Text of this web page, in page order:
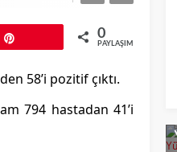
0
PAYLAŞIMLAR
58’i pozitif çıktı.
794 hastadan 41’i
Covid Vakalarında Artış